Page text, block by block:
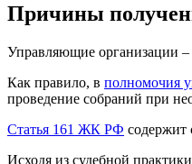
Причины
Управляющие организации –
Как правило, в полномочия
проведение собраний при
Статья 161 ЖК РФ содержит
Исходя из судебной